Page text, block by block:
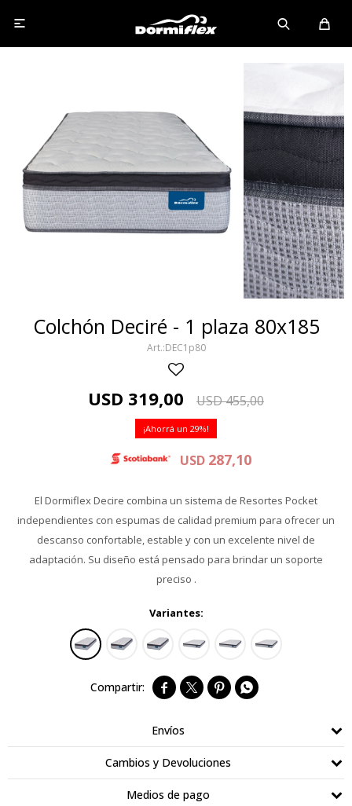

Colchón Deciré - 1 plaza 80x185
DEC1p80
USD 319,00 USD455,00
29
USD 287,10
El Dormiflex Decire combina un sistema de Resortes Pocket
independientes con espumas de calidad premium para ofrecer un
descanso confortable, estable y con un excelente nivel de
adaptación. Su diseño está pensado para brindar un soporte
preciso .
Variantes:
   
Envíos
Cambios y Devoluciones
Medios de pago